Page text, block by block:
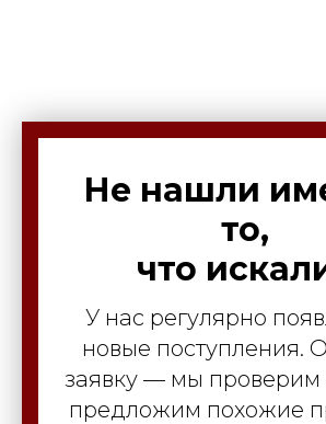
Не нашли
то,
что
У нас регулярно
новые поступления.
заявку — мы проверим
предложим похожие